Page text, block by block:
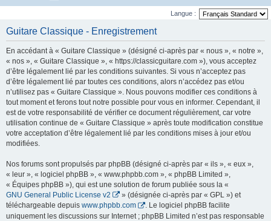
Langue :
Guitare Classique - Enregistrement
En accédant à « Guitare Classique » (désigné ci-après par « nous », « notre »,
« nos », « Guitare Classique », « https://classicguitare.com »), vous acceptez
d’être légalement lié par les conditions suivantes. Si vous n’acceptez pas
d’être légalement lié par toutes ces conditions, alors n’accédez pas et/ou
n’utilisez pas « Guitare Classique ». Nous pouvons modifier ces conditions à
tout moment et ferons tout notre possible pour vous en informer. Cependant, il
est de votre responsabilité de vérifier ce document régulièrement, car votre
utilisation continue de « Guitare Classique » après toute modification constitue
votre acceptation d’être légalement lié par les conditions mises à jour et/ou
modifiées.
Nos forums sont propulsés par phpBB (désigné ci-après par « ils », « eux »,
« leur », « logiciel phpBB », « www.phpbb.com », « phpBB Limited »,
« Équipes phpBB »), qui est une solution de forum publiée sous la «
GNU General Public License v2
» (désignée ci-après par « GPL ») et
téléchargeable depuis www.phpbb.com
. Le logiciel phpBB facilite
uniquement les discussions sur Internet ; phpBB Limited n’est pas responsable